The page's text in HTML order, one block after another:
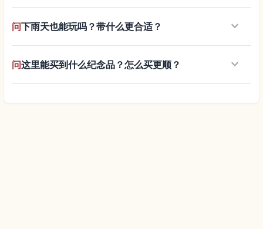
问下雨天也能玩吗？带什么更合适？ keyboard_arrow_down
问这里能买到什么纪念品？怎么买更顺？ keyboard_arrow_down